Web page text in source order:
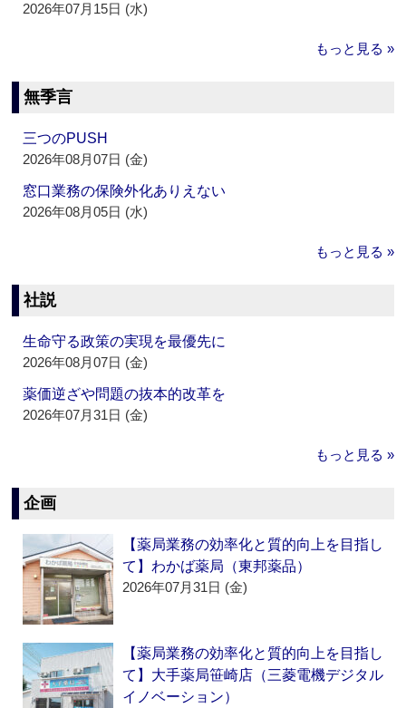
2026年07月15日 (水)
もっと見る »
無季言
三つのPUSH
2026年08月07日 (金)
窓口業務の保険外化ありえない
2026年08月05日 (水)
もっと見る »
社説
生命守る政策の実現を最優先に
2026年08月07日 (金)
薬価逆ざや問題の抜本的改革を
2026年07月31日 (金)
もっと見る »
企画
【薬局業務の効率化と質的向上を目指し
て】わかば薬局（東邦薬品）
2026年07月31日 (金)
【薬局業務の効率化と質的向上を目指し
て】大手薬局笹崎店（三菱電機デジタル
イノベーション）